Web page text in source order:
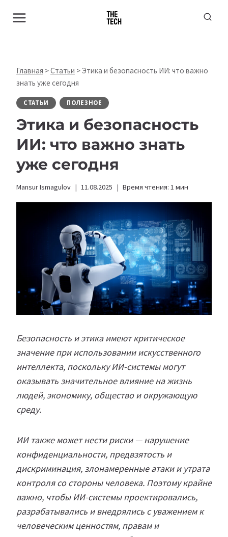
Главная >Статьи > Этика и безопасность ИИ: что важно
знать уже сегодня
СТАТЬИ ПОЛЕЗНОЕ
Этика и безопасность
ИИ: что важно знать
уже сегодня
Mansur Ismagulov 11.08.2025 Время чтения: 1 мин
Безопасность и этика имеют критическое
значение при использовании искусственного
интеллекта, поскольку ИИ-системы могут
оказывать значительное влияние на жизнь
людей, экономику, общество и окружающую
среду.
ИИ также может нести риски — нарушение
конфиденциальности, предвзятость и
дискриминация, злонамеренные атаки и утрата
контроля со стороны человека. Поэтому крайне
важно, чтобы ИИ-системы проектировались,
разрабатывались и внедрялись с уважением к
человеческим ценностям, правам и